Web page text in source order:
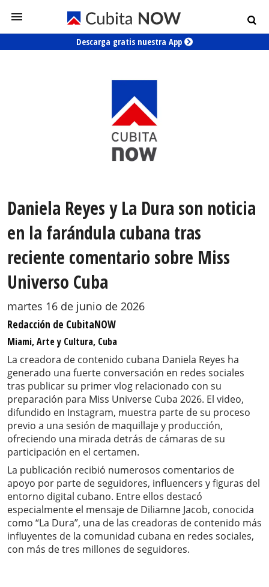
Descarga gratis nuestra App
Daniela Reyes y La Dura son noticia
en la farándula cubana tras
reciente comentario sobre Miss
Universo Cuba
martes 16 de junio de 2026
Redacción de CubitaNOW
Miami, Arte y Cultura, Cuba
La creadora de contenido cubana Daniela Reyes ha
generado una fuerte conversación en redes sociales
tras publicar su primer vlog relacionado con su
preparación para Miss Universe Cuba 2026. El video,
difundido en Instagram, muestra parte de su proceso
previo a una sesión de maquillaje y producción,
ofreciendo una mirada detrás de cámaras de su
participación en el certamen.
La publicación recibió numerosos comentarios de
apoyo por parte de seguidores, influencers y figuras del
entorno digital cubano. Entre ellos destacó
especialmente el mensaje de Diliamne Jacob, conocida
como “La Dura”, una de las creadoras de contenido más
influyentes de la comunidad cubana en redes sociales,
con más de tres millones de seguidores.